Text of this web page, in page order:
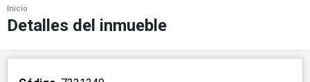
Inicio
Detalles del inmueble